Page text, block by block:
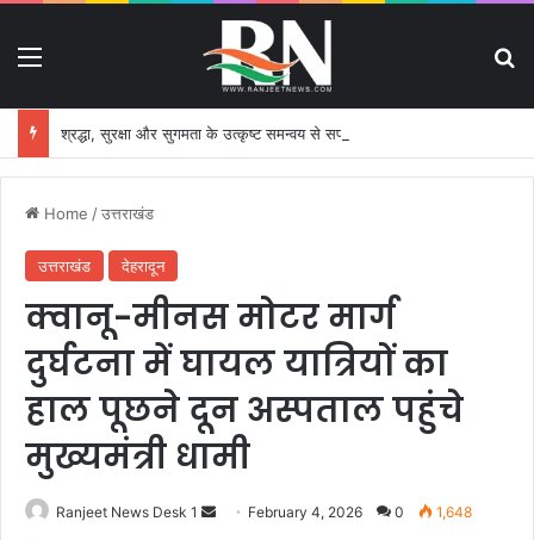
Home /उत्तराखंड
उत्तराखंड देहरादून
क्वानू-मीनस मोटर मार्ग
दुर्घटना में घायल यात्रियों का
हाल पूछने दून अस्पताल पहुंचे
मुख्यमंत्री धामी
Ranjeet News Desk 1 February 4, 2026 0 1,648